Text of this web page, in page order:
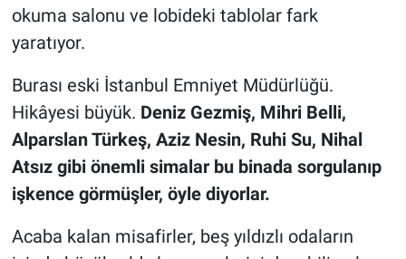
okuma salonu ve lobideki tablolar fark
yaratıyor.
Burası eski İstanbul Emniyet Müdürlüğü.
Hikâyesi büyük. Deniz Gezmiş, Mihri Belli,
Alparslan Türkeş, Aziz Nesin, Ruhi Su, Nihal
Atsız gibi önemli simalar bu binada sorgulanıp
işkence görmüşler, öyle diyorlar.
Acaba kalan misafirler, beş yıldızlı odaların